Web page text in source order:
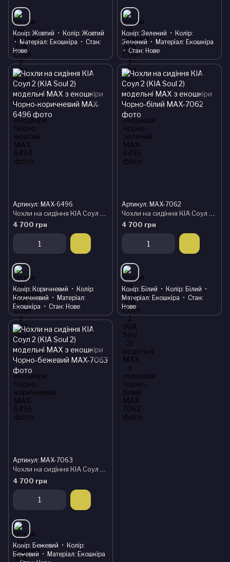
Колір Жовтий Колір Жовтий
Матеріал Екошкіра
Стан
Нове
Колір Зелений
Колір
Зелений
Матеріал Екошкіра
Стан Нове
Артикул: MAX-6496
Чохли на сидіння КІА Соул 2 (KIA Soul 2) модельні MAX з екошкіри Чорно-коричневий
4 700 грн
Колір Коричневий
Колір
Коричневий
Матеріал
Екошкіра
Стан Нове
Артикул: MAX-7062
Чохли на сидіння КІА Соул 2 (KIA Soul 2) модельні MAX з екошкіри Чорно-білий
4 700 грн
Колір Білий Колір Білий
Матеріал Екошкіра
Стан
Нове
Артикул: MAX-7063
Чохли на сидіння КІА Соул 2 (KIA Soul 2) модельні MAX з екошкіри Чорно-бежевий
4 700 грн
Колір Бежевий
Колір
Бежевий
Матеріал Екошкіра